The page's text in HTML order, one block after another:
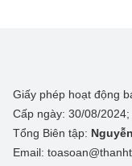
Giấy phép hoạt động
Cấp ngày: 30/08/
Tổng Biên tập:
Email: